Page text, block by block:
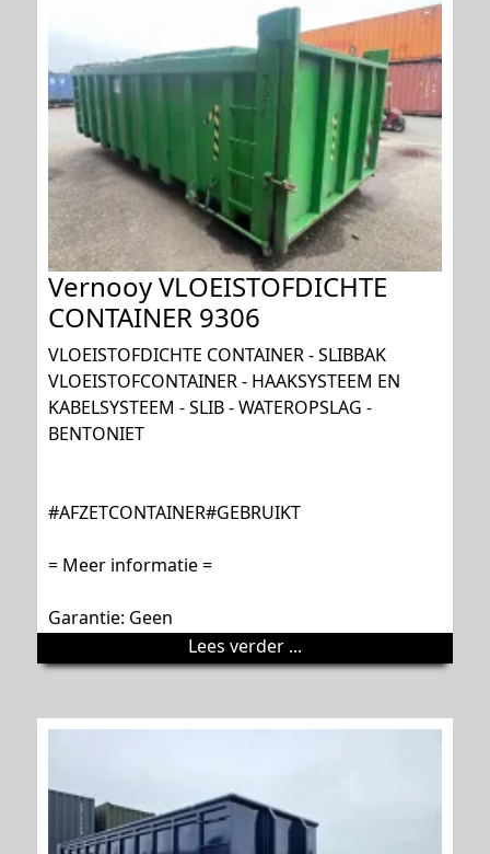
Vernooy VLOEISTOFDICHTE
CONTAINER 9306
VLOEISTOFDICHTE CONTAINER - SLIBBAK
VLOEISTOFCONTAINER - HAAKSYSTEEM EN
KABELSYSTEEM - SLIB - WATEROPSLAG -
BENTONIET
#AFZETCONTAINER#GEBRUIKT
= Meer informatie =
Garantie: Geen
Lees verder ...